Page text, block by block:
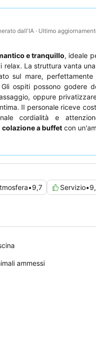
dall'IA · Ultimo
e tranquillo, ideale
relax. La struttura vanta una
sul mare,
ospiti possono godere
oppure
Il personale riceve
cordialità e
colazione a buffet con
appieno delle
•9,7 Servizio•
ammessi